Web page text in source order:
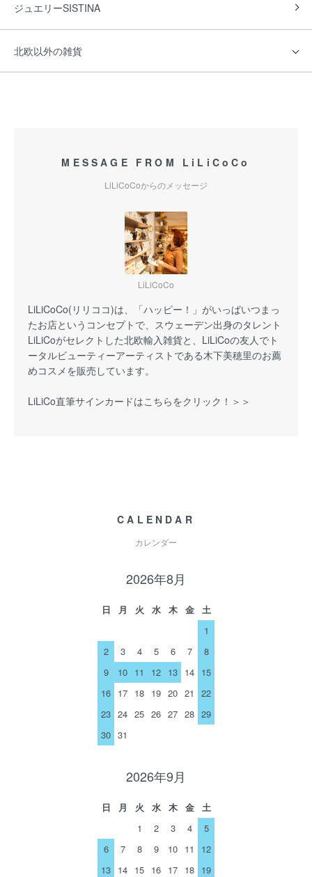
ジュエリーSISTINA
北欧以外の雑貨
MESSAGE FROM LiLiCoCo
LiLiCoCoからのメッセージ
LiLiCoCo
LiLiCoCo(リリココ)は、「ハッピー！」がいっぱいつまっ
たお店というコンセプトで、スウェーデン出身のタレント
LiLiCoがセレクトした北欧輸入雑貨と、LiLiCoの友人でト
ータルビューティーアーティストである木下美穂里のお薦
めコスメを販売しています。
LiLiCo直筆サインカードはこちらをクリック！＞＞
CALENDAR
カレンダー
2026年8月
日 月 火 水 木 金
土
1
2
3 4 5 6 7
8
9
10 11 12 13 14 15
16 17 18 19 20 21
22
23 24 25 26 27 28 29
30 31
2026年9月
日 月 火 水 木 金
土
1
2 3 4
5
6
7 8 9 10 11
12
13 14 15 16 17 18 19